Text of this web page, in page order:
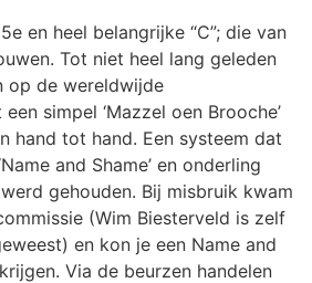
en heel belangrijke “C”; die van
Tot niet heel lang geleden
op de wereldwijde
simpel ‘Mazzel oen Brooche’
hand tot hand. Een systeem dat
and Shame’ en onderling
gehouden. Bij misbruik kwam
(Wim Biesterveld is zelf
en kon je een Name and
Via de beurzen handelen